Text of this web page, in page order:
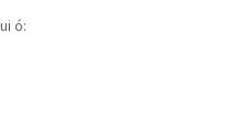
ó: